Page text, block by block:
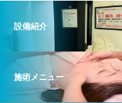
設備紹介
施術メニュー